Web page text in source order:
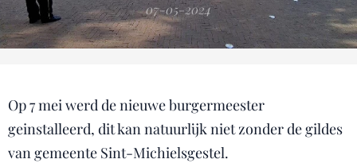
07-05-2024
Op 7 mei werd de nieuwe burgermeester
geinstalleerd, dit kan natuurlijk niet zonder de gildes
van gemeente Sint-Michielsgestel.